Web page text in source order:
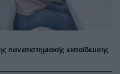
πανεπιστημιακής εκπαίδευσης